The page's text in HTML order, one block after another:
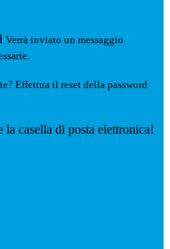
Verrà inviato un messaggio
Effettua il reset della password
casella di posta elettronica!